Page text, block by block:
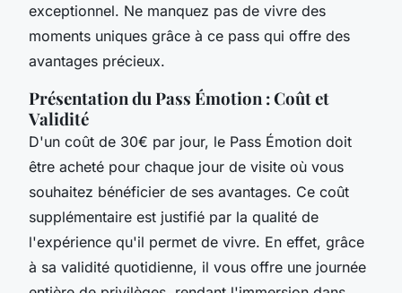
exceptionnel. Ne manquez pas de vivre des
moments uniques grâce à ce pass qui offre des
avantages précieux.
Présentation du Pass Émotion : Coût et
Validité
D'un coût de 30€ par jour, le Pass Émotion doit
être acheté pour chaque jour de visite où vous
souhaitez bénéficier de ses avantages. Ce coût
supplémentaire est justifié par la qualité de
l'expérience qu'il permet de vivre. En effet, grâce
à sa validité quotidienne, il vous offre une journée